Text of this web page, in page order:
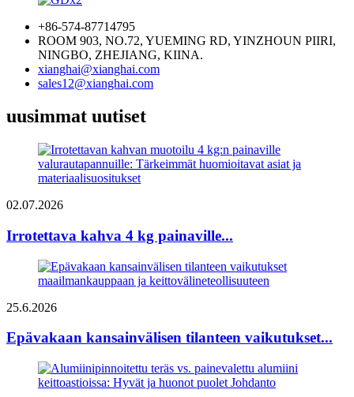
+86-574-87714795
ROOM 903, NO.72, YUEMING RD, YINZHOUN PIIRI,
NINGBO, ZHEJIANG, KIINA.
xianghai@xianghai.com
sales12@xianghai.com
uusimmat uutiset
02.07.2026
Irrotettava kahva 4 kg painaville...
25.6.2026
Epävakaan kansainvälisen tilanteen vaikutukset...